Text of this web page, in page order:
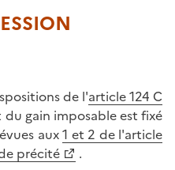
de l'article 124 C
gain imposable est fixé
aux1 et 2 de l'article
précité
.